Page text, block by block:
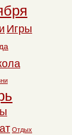
Игры
Отдых